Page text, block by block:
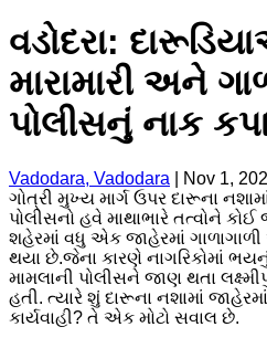
વડોદરા:
મારામારી અને
પોલીસનું નાક
Vadodara, Vadodara
Nov 1,
ગોત્રી મુખ્ય માર્ગ ઉપર દારૂના
પોલીસનો હવે માથાભારે તત્વોને કોઈ
શહેરમાં વધુ એક જાહેરમાં ગાળાગાળી
થયા છે.જેના કારણે નાગરિકોમાં
મામલાની પોલીસને જાણ થતા
હતી. ત્યારે શું દારૂના નશામાં
કાર્યવાહી? તે એક મોટો સવાલ છે.